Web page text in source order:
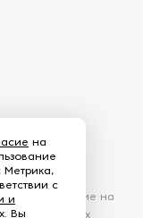
даете согласие на
на
Метрика,
с
и
. Вы